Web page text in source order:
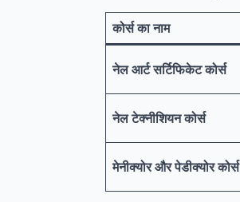
कोर्स का नाम
नेल आर्ट सर्टिफिकेट कोर्स
नेल टेक्नीशियन कोर्स
मेनीक्योर और पेडीक्योर कोर्स